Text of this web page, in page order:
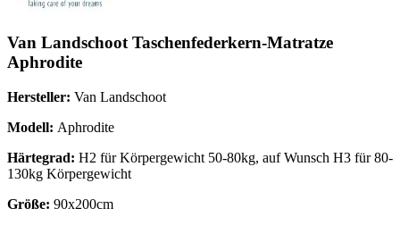
Van Landschoot Taschenfederkern-Matratze
Aphrodite
Hersteller: Van Landschoot
Modell: Aphrodite
Härtegrad: H2 für Körpergewicht 50-80kg, auf Wunsch H3 für 80-
130kg Körpergewicht
Größe: 90x200cm